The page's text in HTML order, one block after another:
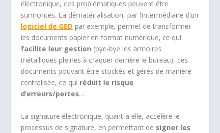
électronique, ces problématiques peuvent être
surmontés. La dématérialisation, par l’intermédiaire d’un
logiciel de GED par exemple, permet de transformer
les documents papier en format numérique, ce qui
facilite leur gestion (bye-bye les armoires
métalliques pleines à craquer derrière le bureau), ces
documents pouvant être stockés et gérés de manière
centralisée, ce qui réduit le risque
d’erreurs/pertes…
La signature électronique, quant à elle, accélère le
processus de signature, en permettant de signer les